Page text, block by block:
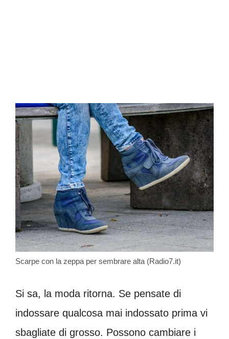
Scarpe con la zeppa per sembrare alta (Radio7.it)
Si sa, la moda ritorna. Se pensate di
indossare qualcosa mai indossato prima vi
sbagliate di grosso. Possono cambiare i